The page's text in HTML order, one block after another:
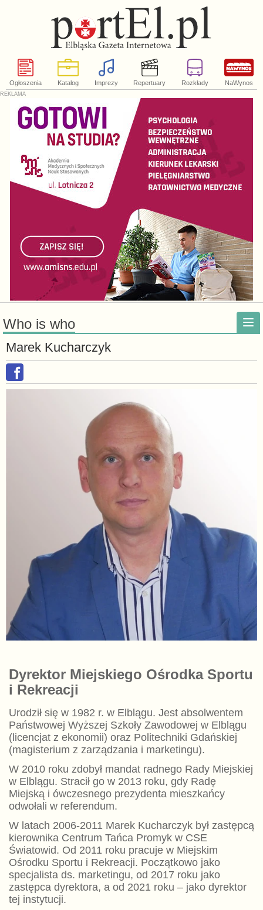
Ogłoszenia Katalog Imprezy Repertuary Rozkłady NaWynos
Who is who
Marek Kucharczyk
Dyrektor Miejskiego Ośrodka Sportu
i Rekreacji
Urodził się w 1982 r. w Elblągu. Jest absolwentem
Państwowej Wyższej Szkoły Zawodowej w Elblągu
(licencjat z ekonomii) oraz Politechniki Gdańskiej
(magisterium z zarządzania i marketingu).
W 2010 roku zdobył mandat radnego Rady Miejskiej
w Elblągu. Stracił go w 2013 roku, gdy Radę
Miejską i ówczesnego prezydenta mieszkańcy
odwołali w referendum.
W latach 2006-2011 Marek Kucharczyk był zastępcą
kierownika Centrum Tańca Promyk w CSE
Światowid. Od 2011 roku pracuje w Miejskim
Ośrodku Sportu i Rekreacji. Początkowo jako
specjalista ds. marketingu, od 2017 roku jako
zastępca dyrektora, a od 2021 roku – jako dyrektor
tej instytucji.